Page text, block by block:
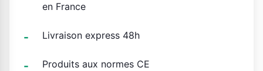
en France
Livraison express 48h
Produits aux normes CE